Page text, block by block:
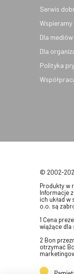
Serwis
Dla mediów
Dla
Polityka
© 2002-
Produkty w
Informacje
ich układ
o.o. są
1 Cena
wiążące dla
2 Bon
otrzymać